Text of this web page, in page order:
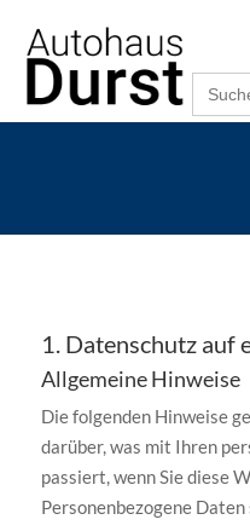
Search
for:
1. Datenschutz auf
Allgemeine Hinweise
Die folgenden Hinweise
darüber, was mit Ihren
passiert, wenn Sie diese
Personenbezogene